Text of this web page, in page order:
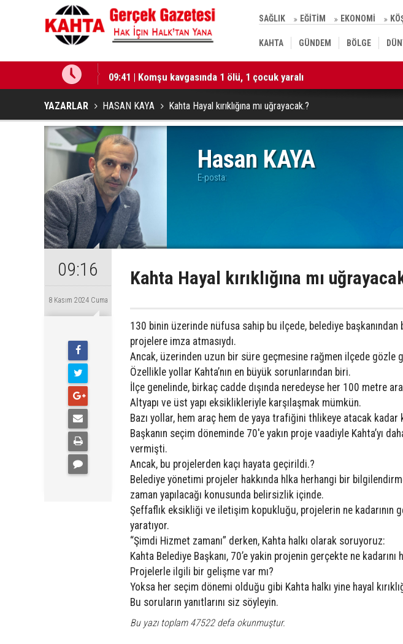
SAĞLIK EĞİTİM EKONOMİ
KAHTA GÜNDEM BÖLGE
09:41 | Komşu kavgasında 1 ölü, 1 çocuk yaralı
YAZARLAR HASAN KAYA Kahta Hayal kırıklığına mı uğrayacak.?
Hasan KAYA
E-posta:
09:16
8 Kasım 2024 Cuma
Kahta Hayal kırıklığına mı
130 binin üzerinde nüfusa sahip bu ilçede, belediye
projelere imza atmasıydı.
Ancak, üzerinden uzun bir süre geçmesine rağmen ilçede gözle
Özellikle yollar Kahta’nın en büyük sorunlarından biri.
İlçe genelinde, birkaç cadde dışında neredeyse her 100 metre
Altyapı ve üst yapı eksiklikleriyle karşılaşmak mümkün.
Bazı yollar, hem araç hem de yaya trafiğini thlikeye atacak
Başkanın seçim döneminde 70'e yakın proje vaadiyle Kahta’yı
vermişti.
Ancak, bu projelerden kaçı hayata geçirildi.?
Belediye yönetimi projeler hakkında hlka herhangi bir
zaman yapılacağı konusunda belirsizlik içinde.
Şeffaflık eksikliği ve iletişim kopukluğu, projelerin ne kadarının
yaratıyor.
“Şimdi Hizmet zamanı” derken, Kahta halkı olarak soruyoruz:
Kahta Belediye Başkanı, 70’e yakin projenin gerçekte ne
Projelerle ilgili bir gelişme var mı?
Yoksa her seçim dönemi olduğu gibi Kahta halkı yine hayal
Bu soruların yanıtlarını siz söyleyin.
Bu yazı toplam 47522 defa okunmuştur.